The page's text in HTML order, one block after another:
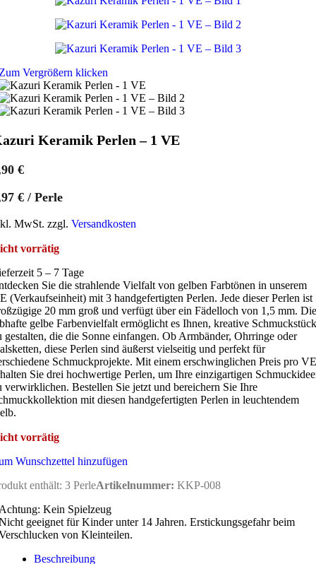
Vergrößern klicken
Keramik Perlen – 1 VE
€
€ / Perle
MwSt. zzgl. Versandkosten
vorrätig
5 – 7 Tage
Sie die strahlende Vielfalt von gelben Farbtönen in unserem
(Verkaufseinheit) mit 3 handgefertigten Perlen. Jede dieser Perlen ist
20 mm groß und verfügt über ein Fädelloch von 1,5 mm. Die
gelbe Farbenvielfalt ermöglicht es Ihnen, kreative
gestalten, die die Sonne einfangen. Ob Armbänder, Ohrringe oder
diese Perlen sind äußerst vielseitig und perfekt für
Schmuckprojekte. Mit einem erschwinglichen Preis pro VE
Sie drei hochwertige Perlen, um Ihre einzigartigen
verwirklichen. Bestellen Sie jetzt und bereichern Sie Ihre
mit diesen handgefertigten Perlen in leuchtendem
vorrätig
Wunschzettel hinzufügen
enthält: 3 PerleArtikelnummer: KKP-008
Kein Spielzeug
geeignet für Kinder unter 14 Jahren. Erstickungsgefahr beim
von Kleinteilen.
Beschreibung